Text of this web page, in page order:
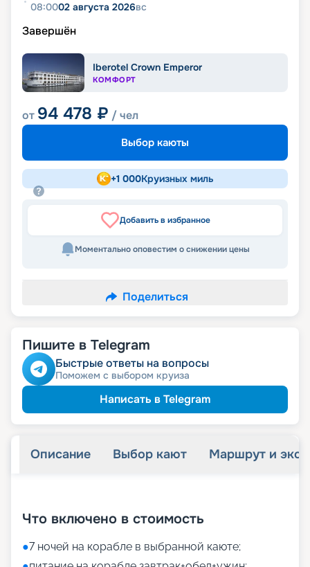
08:0002 августа 2026вс
Завершён
Iberotel Crown Emperor
КОМФОРТ
от 94 478 ₽ / чел
Выбор каюты
+1 000Круизных миль
Добавить в избранное
Моментально оповестим о снижении цены
Поделиться
Пишите в Telegram
Быстрые ответы на вопросы
Поможем с выбором круиза
Написать в Telegram
Описание Выбор кают Маршрут и
Что включено в стоимость
●7 ночей на корабле в выбранной каюте;